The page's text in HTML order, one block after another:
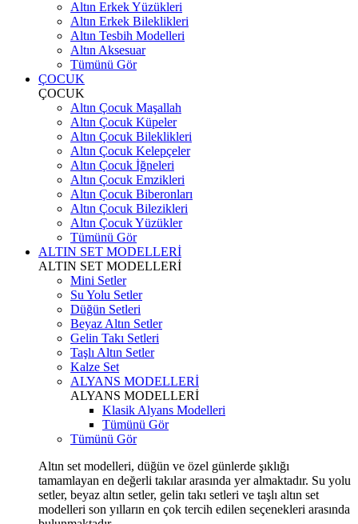
Altın Erkek Yüzükleri
Altın Erkek Bileklikleri
Altın Tesbih Modelleri
Altın Aksesuar
Tümünü Gör
ÇOCUK
ÇOCUK
Altın Çocuk Maşallah
Altın Çocuk Küpeler
Altın Çocuk Bileklikleri
Altın Çocuk Kelepçeler
Altın Çocuk İğneleri
Altın Çocuk Emzikleri
Altın Çocuk Biberonları
Altın Çocuk Bilezikleri
Altın Çocuk Yüzükler
Tümünü Gör
ALTIN SET MODELLERİ
ALTIN SET MODELLERİ
Mini Setler
Su Yolu Setler
Düğün Setleri
Beyaz Altın Setler
Gelin Takı Setleri
Taşlı Altın Setler
Kalze Set
ALYANS MODELLERİ
ALYANS MODELLERİ
Klasik Alyans Modelleri
Tümünü Gör
Tümünü Gör
Altın set modelleri, düğün ve özel günlerde şıklığı
tamamlayan en değerli takılar arasında yer almaktadır. Su yolu
setler, beyaz altın setler, gelin takı setleri ve taşlı altın set
modelleri son yılların en çok tercih edilen seçenekleri arasında